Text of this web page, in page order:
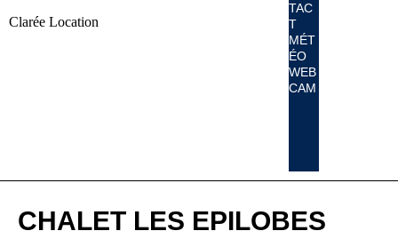
Clarée Location
TAC
T
MÉT
ÉO
WEB
CAM
CHALET LES EPILOBES